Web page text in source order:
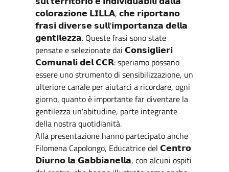
𝗰𝗼𝗹𝗼𝗿𝗮𝘇𝗶𝗼𝗻𝗲 𝗟𝗜𝗟𝗟𝗔, 𝗰𝗵𝗲 𝗿𝗶𝗽𝗼𝗿𝘁𝗮𝗻𝗼
𝗳𝗿𝗮𝘀𝗶 𝗱𝗶𝘃𝗲𝗿𝘀𝗲 𝘀𝘂𝗹𝗹'𝗶𝗺𝗽𝗼𝗿𝘁𝗮𝗻𝘇𝗮 𝗱𝗲𝗹𝗹𝗮
𝗴𝗲𝗻𝘁𝗶𝗹𝗲𝘇𝘇𝗮. Queste frasi sono state
pensate e selezionate dai 𝗖𝗼𝗻𝘀𝗶𝗴𝗹𝗶𝗲𝗿𝗶
𝗖𝗼𝗺𝘂𝗻𝗮𝗹𝗶 𝗱𝗲𝗹 𝗖𝗖𝗥: speriamo possano
essere uno strumento di sensibilizzazione, un
ulteriore canale per aiutarci a ricordare, ogni
giorno, quanto è importante far diventare la
gentilezza un'abitudine, parte integrante
della nostra quotidianità.
Alla presentazione hanno partecipato anche
Filomena Capolongo, Educatrice del 𝗖𝗲𝗻𝘁𝗿𝗼
𝗗𝗶𝘂𝗿𝗻𝗼 𝗹𝗮 𝗚𝗮𝗯𝗯𝗶𝗮𝗻𝗲𝗹𝗹𝗮, con alcuni ospiti